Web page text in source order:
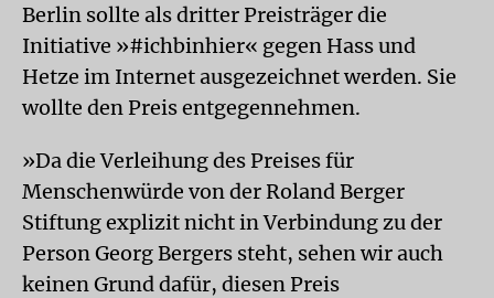
Berlin sollte als dritter Preisträger die
Initiative »#ichbinhier« gegen Hass und
Hetze im Internet ausgezeichnet werden. Sie
wollte den Preis entgegennehmen.
»Da die Verleihung des Preises für
Menschenwürde von der Roland Berger
Stiftung explizit nicht in Verbindung zu der
Person Georg Bergers steht, sehen wir auch
keinen Grund dafür, diesen Preis